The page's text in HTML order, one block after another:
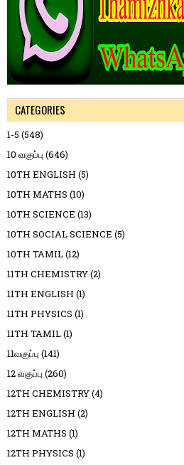
CATEGORIES
1-5 (548)
10 வகுப்பு (646)
10TH ENGLISH (5)
10TH MATHS (10)
10TH SCIENCE (13)
10TH SOCIAL SCIENCE (5)
10TH TAMIL(12)
11TH CHEMISTRY(2)
11TH ENGLISH (1)
11TH PHYSICS (1)
11TH TAMIL(1)
11வகுப்பு (141)
12 வகுப்பு (260)
12TH CHEMISTRY(4)
12TH ENGLISH (2)
12TH MATHS (1)
12TH PHYSICS (1)